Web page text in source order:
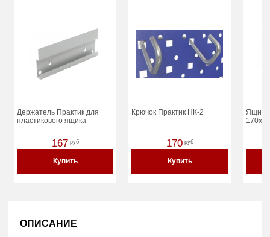
Держатель Практик для
пластикового ящика
167 руб
Купить
Крючок Практик НК-2
170 руб
Купить
Ящик
ОПИСАНИЕ